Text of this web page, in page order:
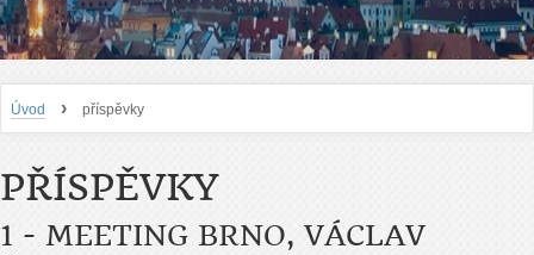
Úvod › příspěvky
PŘÍSPĚVKY
1 - MEETING BRNO, VÁCLAV